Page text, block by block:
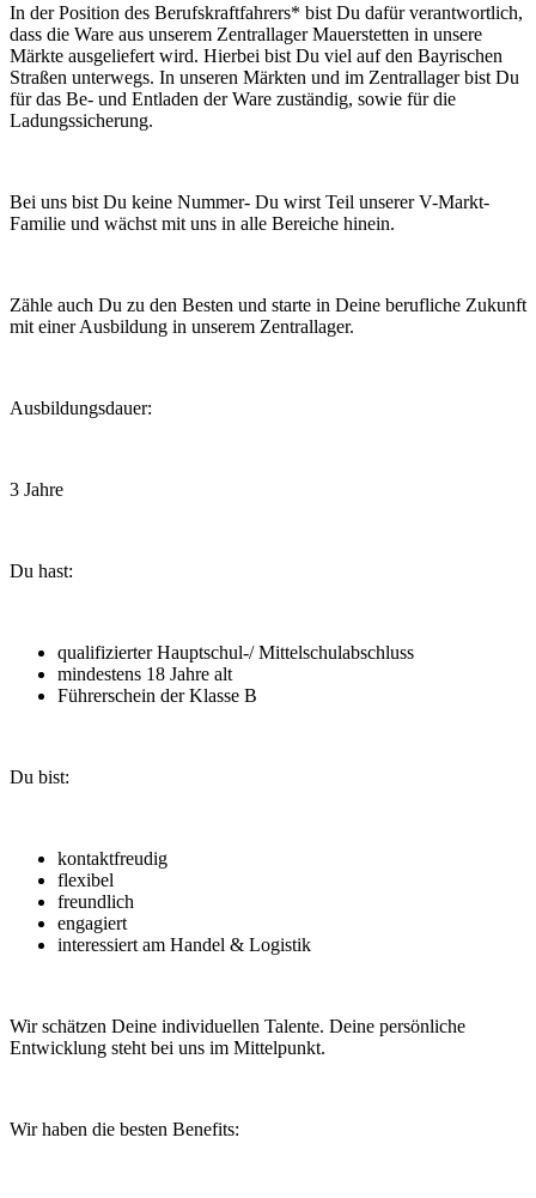
In der Position des Berufskraftfahrers* bist Du dafür verantwortlich,
dass die Ware aus unserem Zentrallager Mauerstetten in unsere
Märkte ausgeliefert wird. Hierbei bist Du viel auf den Bayrischen
Straßen unterwegs. In unseren Märkten und im Zentrallager bist Du
für das Be- und Entladen der Ware zuständig, sowie für die
Ladungssicherung.
Bei uns bist Du keine Nummer- Du wirst Teil unserer V-Markt-
Familie und wächst mit uns in alle Bereiche hinein.
Zähle auch Du zu den Besten und starte in Deine berufliche Zukunft
mit einer Ausbildung in unserem Zentrallager.
Ausbildungsdauer:
3 Jahre
Du hast:
qualifizierter Hauptschul-/ Mittelschulabschluss
mindestens 18 Jahre alt
Führerschein der Klasse B
Du bist:
kontaktfreudig
flexibel
freundlich
engagiert
interessiert am Handel & Logistik
Wir schätzen Deine individuellen Talente. Deine persönliche
Entwicklung steht bei uns im Mittelpunkt.
Wir haben die besten Benefits: